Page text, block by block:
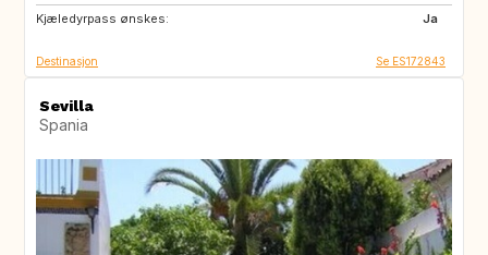
Kjæledyrpass ønskes:
Ja
Destinasjon Se ES172843
Sevilla
Spania